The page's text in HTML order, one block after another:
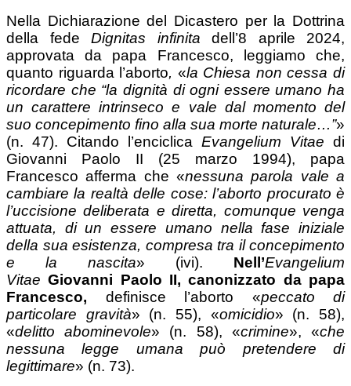
Nella Dichiarazione del Dicastero per la Dottrina
della fede Dignitas infinita dell’8 aprile 2024,
approvata da papa Francesco, leggiamo che,
quanto riguarda l’aborto, «la Chiesa non cessa di
ricordare che “la dignità di ogni essere umano ha
un carattere intrinseco e vale dal momento del
suo concepimento fino alla sua morte naturale…”»
(n. 47). Citando l’enciclica Evangelium Vitae di
Giovanni Paolo II (25 marzo 1994), papa
Francesco afferma che «nessuna parola vale a
cambiare la realtà delle cose: l’aborto procurato è
l’uccisione deliberata e diretta, comunque venga
attuata, di un essere umano nella fase iniziale
della sua esistenza, compresa tra il concepimento
e la nascita» (ivi). Nell’Evangelium
Vitae Giovanni Paolo II, canonizzato da papa
Francesco, definisce l’aborto «peccato di
particolare gravità» (n. 55), «omicidio» (n. 58),
«delitto abominevole» (n. 58), «crimine», «che
nessuna legge umana può pretendere di
legittimare» (n. 73).